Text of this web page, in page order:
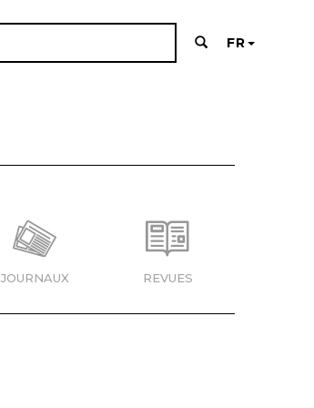
FR
JOURNAUX REVUES